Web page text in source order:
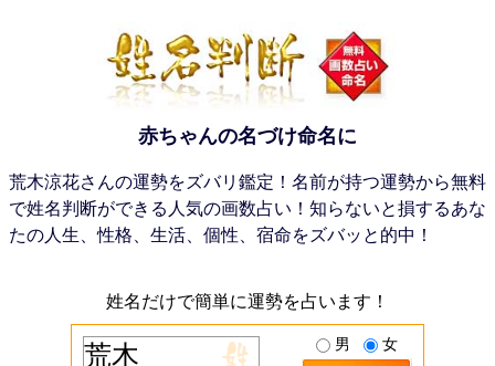
赤ちゃんの名づけ命名に
荒木涼花さんの運勢をズバリ鑑定！名前が持つ運勢から無料
で姓名判断ができる人気の画数占い！知らないと損するあな
たの人生、性格、生活、個性、宿命をズバッと的中！
姓名だけで簡単に運勢を占います！
男 女